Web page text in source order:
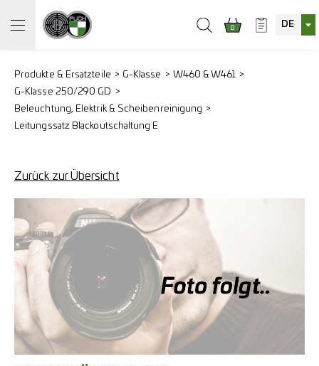
0 DE
Produkte & Ersatzteile G-Klasse
W460 & W461
G-Klasse 250/290 GD
Beleuchtung, Elektrik & Scheibenreinigung
Leitungssatz Blackoutschaltung E
Zurück zur Übersicht